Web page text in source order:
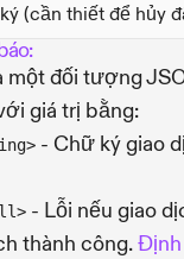
(cần thiết để hủy
một đối tượng
giá trị bằng:
- Chữ ký giao
- Lỗi nếu giao
thành công.Định